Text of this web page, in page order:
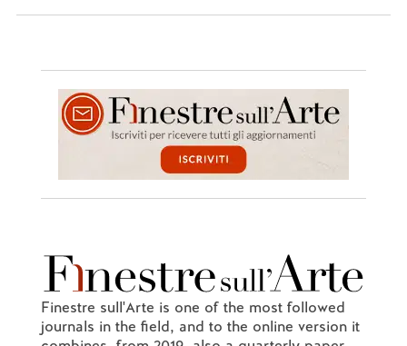
Finestre sull'Arte is one of the most followed
journals in the field, and to the online version it